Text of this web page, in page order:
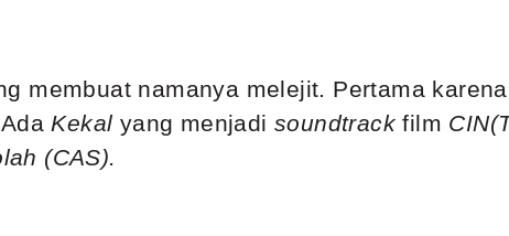
membuat namanya melejit. Pertama
Kekal yang menjadisoundtrack film
(CAS).